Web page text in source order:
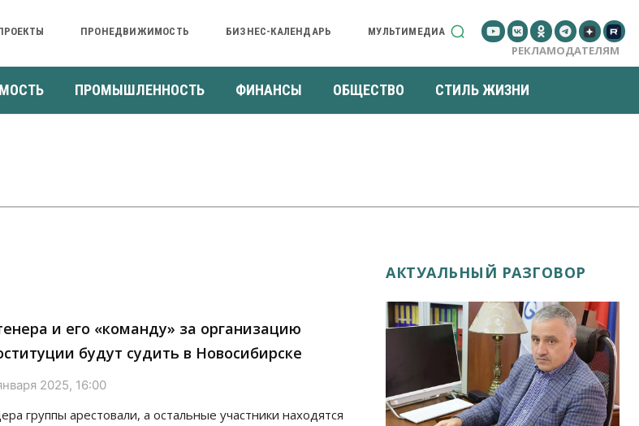
ПРОНЕДВИЖИМОСТЬ БИЗНЕС-КАЛЕНДАРЬ МУЛЬТИМЕДИА
РЕКЛАМОДАТЕЛЯМ
ПРОМЫШЛЕННОСТЬ ФИНАНСЫ ОБЩЕСТВО СТИЛЬ ЖИЗНИ
и его «команду» за организацию
будут судить в Новосибирске
2025, 16:00
группы арестовали, а остальные участники находятся
АКТУАЛЬНЫЙ РАЗГОВОР